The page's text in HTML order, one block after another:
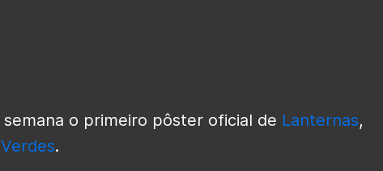
o primeiro pôster oficial de Lanternas,
.